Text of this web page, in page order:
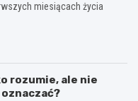
miesiącach życia
rozumie, ale nie